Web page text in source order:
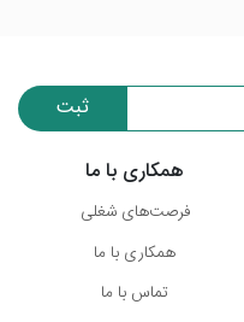
ثبت
همکاری با ما
فرصت‌های شغلی
همکاری با ما
تماس با ما